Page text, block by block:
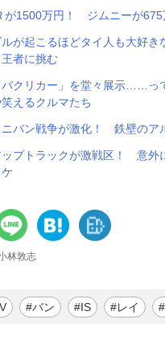
が1500万円！ ジムニーが
が起こるほどタイ人も大好
者に挑む
パクリカー」を堂々展示……
えるクルマたち
バン戦争が激化！ 鉄壁のア
プトラックが激戦区！ 意外
林敦志
#バン #IS #レイ